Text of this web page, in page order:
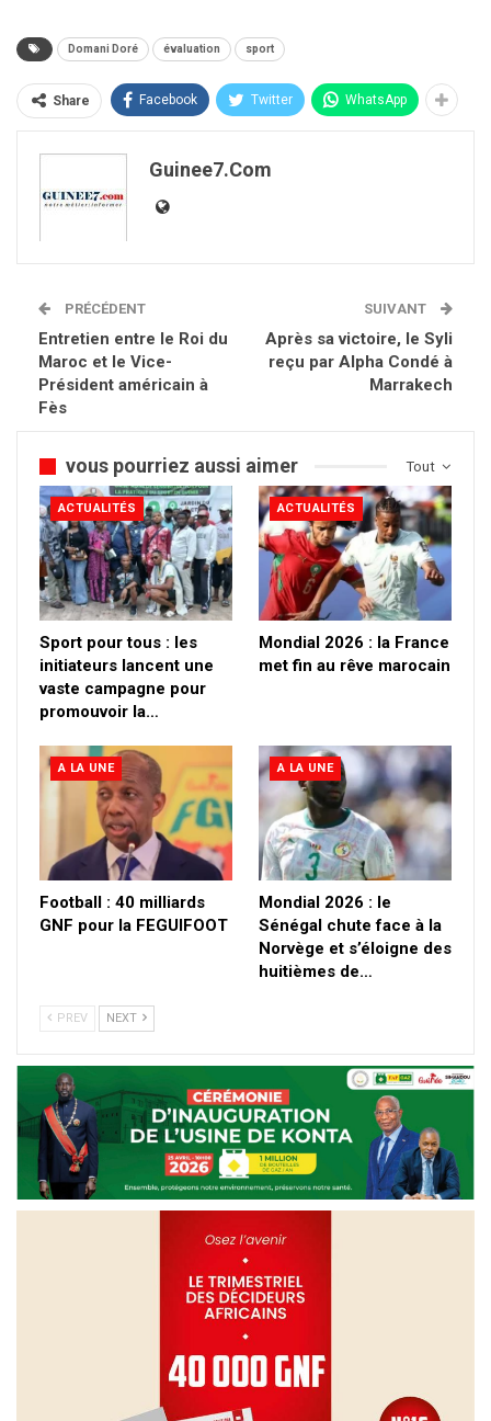
Domani Doré évaluation sport
Share Facebook Twitter WhatsApp
Guinee7.com
PRÉCÉDENT
Entretien entre le Roi du
Maroc et le Vice-
Président américain à
Fès
SUIVANT
Après sa victoire, le Syli
reçu par Alpha Condé à
Marrakech
Tout
vous pourriez aussi aimer
ACTUALITÉS
Sport pour tous : les
initiateurs lancent une
vaste campagne pour
promouvoir la…
ACTUALITÉS
Mondial 2026 : la France
met fin au rêve marocain
A LA UNE
Football : 40 milliards
GNF pour la FEGUIFOOT
A LA UNE
Mondial 2026 : le
Sénégal chute face à la
Norvège et s’éloigne des
huitièmes de…
PREV NEXT